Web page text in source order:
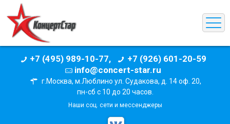
+7 (495) 989-10-77,
+7 (926) 601-20-59
info@concert-star.ru
г.Москва, м.Люблино ул. Судакова, д. 14 оф. 20,
пн-сб с 10 до 20 часов.
Наши соц. сети и мессенджеры